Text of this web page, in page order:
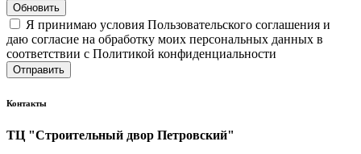
Обновить
Я принимаю условия Пользовательского соглашения и
даю согласие на обработку моих персональных данных в
соответствии с Политикой конфиденциальности
Отправить
Контакты
ТЦ "Строительный двор Петровский"